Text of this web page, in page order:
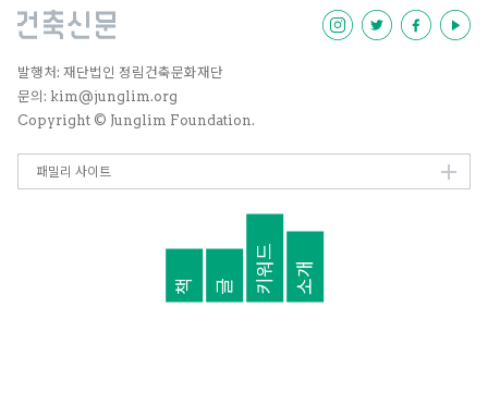
발행처: 재단법인 정림건축문화재단
문의: kim@junglim.org
Copyright © Junglim Foundation.
책 글 키워드 소개
패밀리 사이트